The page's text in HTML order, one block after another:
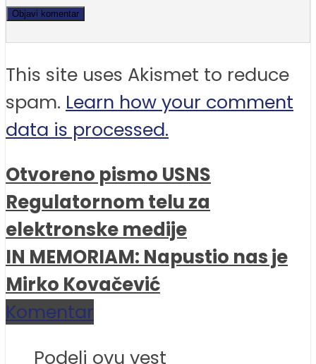
This site uses Akismet to reduce
spam. Learn how your comment
data is processed.
Otvoreno pismo USNS
Regulatornom telu za
elektronske medije
IN MEMORIAM: Napustio nas je
Mirko Kovačević
Komentar
Podeli ovu vest